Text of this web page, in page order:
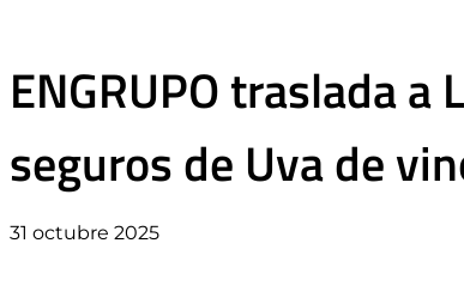
ENGRUPO traslada a
seguros de Uva de
31 octubre 2025